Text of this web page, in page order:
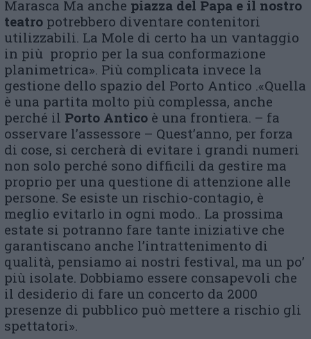
Marasca Ma anche piazza del Papa e il nostro
teatro potrebbero diventare contenitori
utilizzabili. La Mole di certo ha un vantaggio
in più proprio per la sua conformazione
planimetrica». Più complicata invece la
gestione dello spazio del Porto Antico .«Quella
è una partita molto più complessa, anche
perché il Porto Antico è una frontiera. – fa
osservare l’assessore – Quest’anno, per forza
di cose, si cercherà di evitare i grandi numeri
non solo perché sono difficili da gestire ma
proprio per una questione di attenzione alle
persone. Se esiste un rischio-contagio, è
meglio evitarlo in ogni modo.. La prossima
estate si potranno fare tante iniziative che
garantiscano anche l’intrattenimento di
qualità, pensiamo ai nostri festival, ma un po’
più isolate. Dobbiamo essere consapevoli che
il desiderio di fare un concerto da 2000
presenze di pubblico può mettere a rischio gli
spettatori».